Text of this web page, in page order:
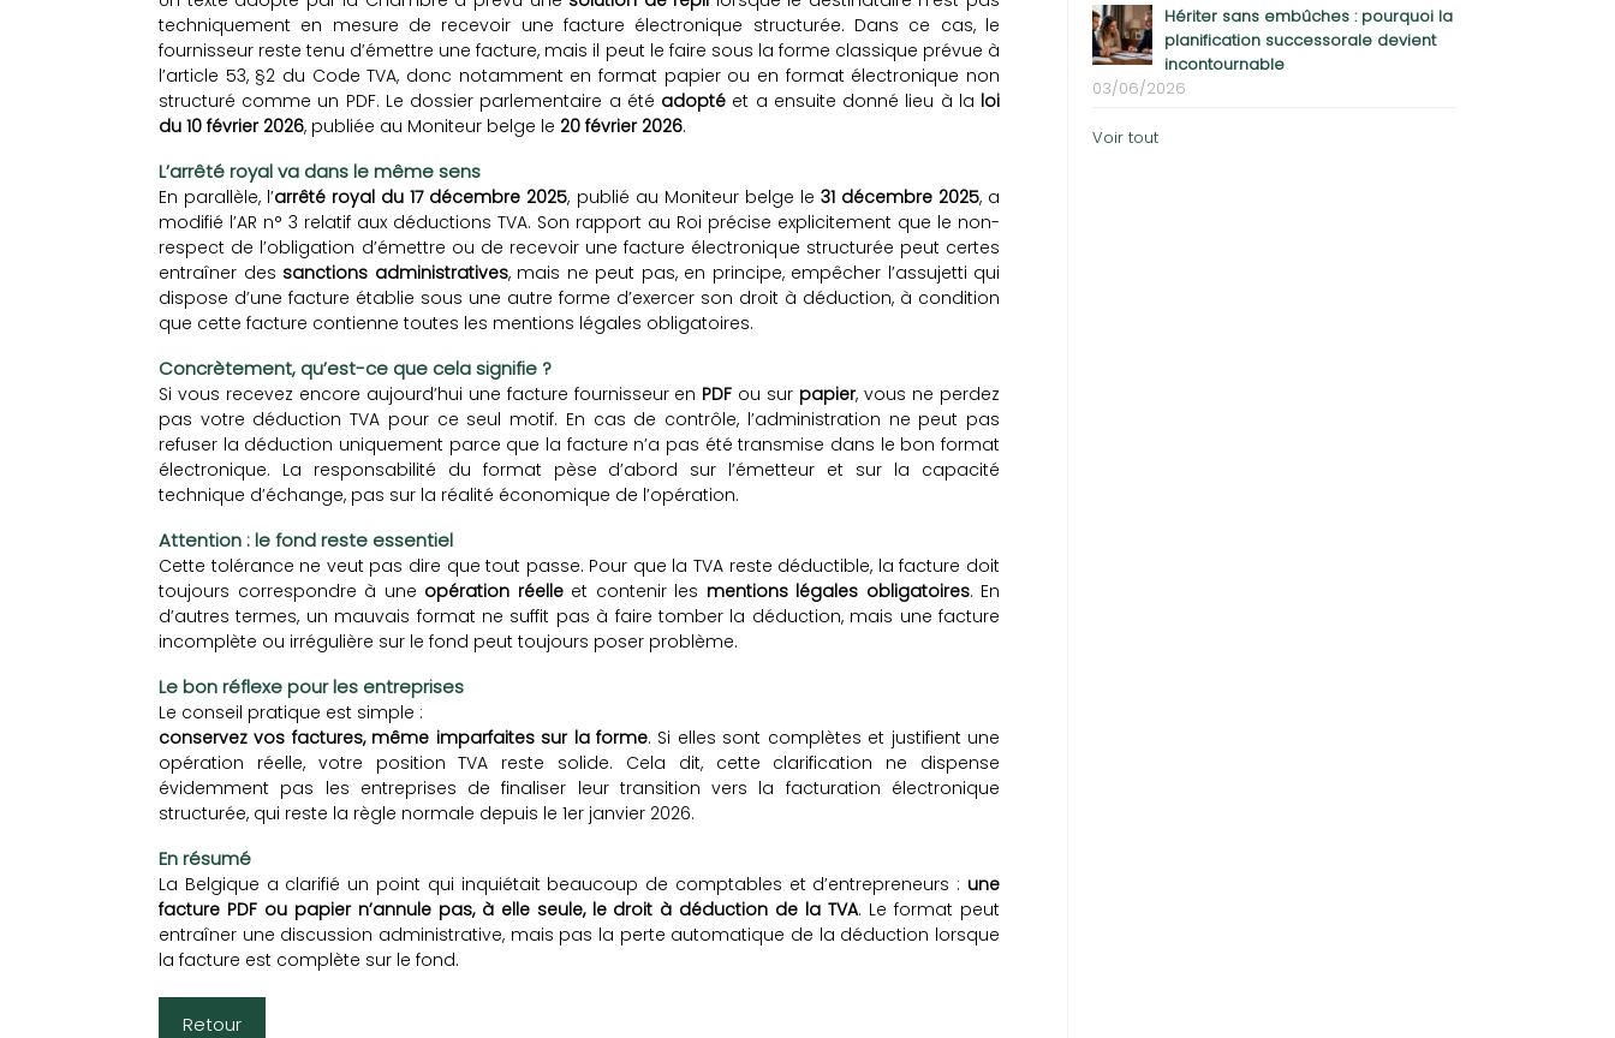
techniquement en mesure de recevoir une facture électronique structurée. Dans ce cas, le
fournisseur reste tenu d’émettre une facture, mais il peut le faire sous la forme classique prévue à
l’article 53, §2 du Code TVA, donc notamment en format papier ou en format électronique non
structuré comme un PDF. Le dossier parlementaire a été adopté et a ensuite donné lieu à la loi
du 10 février 2026, publiée au Moniteur belge le 20 février 2026.
L’arrêté royal va dans le même sens
En parallèle, l’arrêté royal du 17 décembre 2025, publié au Moniteur belge le 31 décembre 2025, a
modifié l’AR n° 3 relatif aux déductions TVA. Son rapport au Roi précise explicitement que le non-
respect de l’obligation d’émettre ou de recevoir une facture électronique structurée peut certes
entraîner des sanctions administratives, mais ne peut pas, en principe, empêcher l’assujetti qui
dispose d’une facture établie sous une autre forme d’exercer son droit à déduction, à condition
que cette facture contienne toutes les mentions légales obligatoires.
Concrètement, qu’est-ce que cela signifie ?
Si vous recevez encore aujourd’hui une facture fournisseur en PDF ou sur papier, vous ne perdez
pas votre déduction TVA pour ce seul motif. En cas de contrôle, l’administration ne peut pas
refuser la déduction uniquement parce que la facture n’a pas été transmise dans le bon format
électronique. La responsabilité du format pèse d’abord sur l’émetteur et sur la capacité
technique d’échange, pas sur la réalité économique de l’opération.
Attention : le fond reste essentiel
Cette tolérance ne veut pas dire que tout passe. Pour que la TVA reste déductible, la facture doit
toujours correspondre à une opération réelleet contenir les mentions légales obligatoires. En
d’autres termes, un mauvais format ne suffit pas à faire tomber la déduction, mais une facture
incomplète ou irrégulière sur le fond peut toujours poser problème.
Le bon réflexe pour les entreprises
Le conseil pratique est simple :
conservez vos factures, même imparfaites sur la forme. Si elles sont complètes et justifient une
opération réelle, votre position TVA reste solide. Cela dit, cette clarification ne dispense
évidemment pas les entreprises de finaliser leur transition vers la facturation électronique
structurée, qui reste la règle normale depuis le 1er janvier 2026.
En résumé
La Belgique a clarifié un point qui inquiétait beaucoup de comptables et d’entrepreneurs : une
facture PDF ou papier n’annule pas, à elle seule, le droit à déduction de la TVA. Le format peut
entraîner une discussion administrative, mais pas la perte automatique de la déduction lorsque
la facture est complète sur le fond.
Retour
Hériter sans embûches : pourquoi la
planification successorale devient
incontournable
03/06/2026
Voir tout